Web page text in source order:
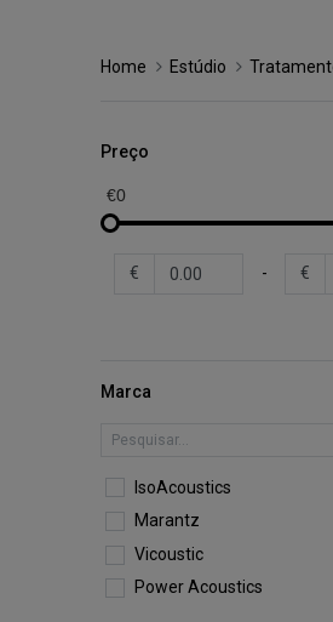
Home Estúdio
Preço
€0
€ - €
Marca
IsoAcoustics
Marantz
Vicoustic
Power Acoustics